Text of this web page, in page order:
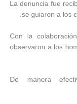
La denuncia fue
se guiaron a los
Con la
observaron a los
De manera